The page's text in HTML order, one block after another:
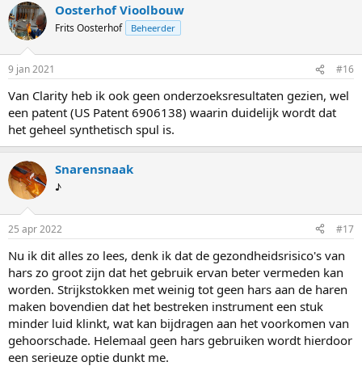
Oosterhof Vioolbouw
Frits Oosterhof Beheerder
9 jan 2021 #16
Van Clarity heb ik ook geen onderzoeksresultaten gezien, wel
een patent (US Patent 6906138) waarin duidelijk wordt dat
het geheel synthetisch spul is.
Snarensnaak
♪
25 apr 2022 #17
Nu ik dit alles zo lees, denk ik dat de gezondheidsrisico's van
hars zo groot zijn dat het gebruik ervan beter vermeden kan
worden. Strijkstokken met weinig tot geen hars aan de haren
maken bovendien dat het bestreken instrument een stuk
minder luid klinkt, wat kan bijdragen aan het voorkomen van
gehoorschade. Helemaal geen hars gebruiken wordt hierdoor
een serieuze optie dunkt me.